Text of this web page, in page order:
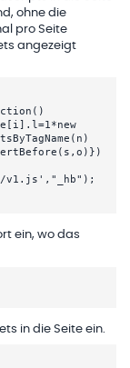
ohne die
pro Seite
angezeigt
v1.js',"_hb");
ein, wo das
in die Seite ein.